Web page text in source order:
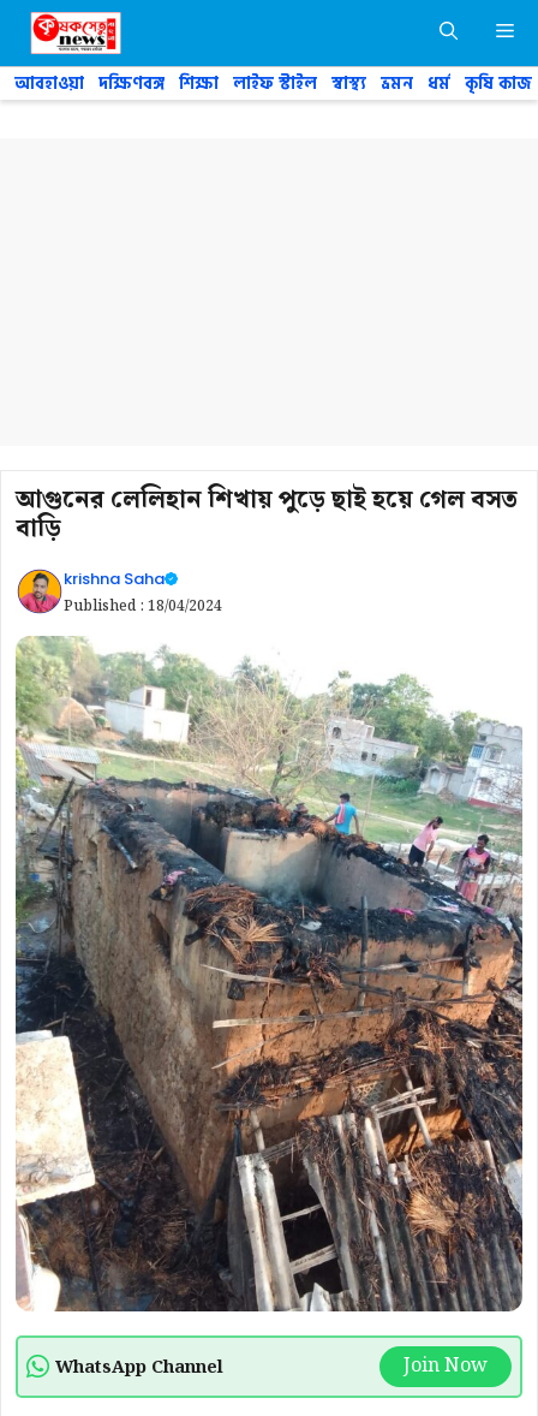
Skip
content
আবহাওয়া দক্ষিণবঙ্গ শিক্ষা লাইফ স্টাইল স্বাস্থ্য ভ্রমন ধর্ম কৃষি কাজ
আগুনের লেলিহান শিখায় পুড়ে ছাই হয়ে গেল বসত
বাড়ি
krishna Saha
Published : 18/04/2024
WhatsApp Channel Join Now